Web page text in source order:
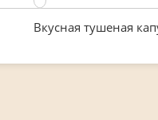
Вкусная тушеная